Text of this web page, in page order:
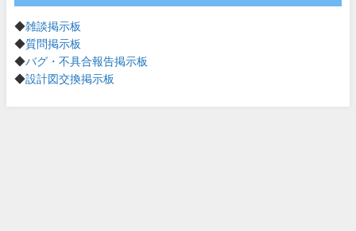
◆雑談掲示板
◆質問掲示板
◆バグ・不具合報告掲示板
◆設計図交換掲示板